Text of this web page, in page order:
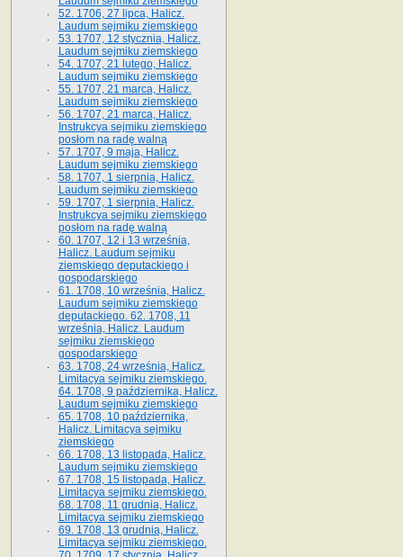
52. 1706, 27 lipca, Halicz.
Laudum sejmiku ziemskiego
53. 1707, 12 stycznia, Halicz.
Laudum sejmiku ziemskiego
54. 1707, 21 lutego, Halicz.
Laudum sejmiku ziemskiego
55. 1707, 21 marca, Halicz.
Laudum sejmiku ziemskiego
56. 1707, 21 marca, Halicz.
Instrukcya sejmiku ziemskiego
posłom na radę walną
57. 1707, 9 maja, Halicz.
Laudum sejmiku ziemskiego
58. 1707, 1 sierpnia, Halicz.
Laudum sejmiku ziemskiego
59. 1707, 1 sierpnia, Halicz.
Instrukcya sejmiku ziemskiego
posłom na radę walną
60. 1707, 12 i 13 września,
Halicz. Laudum sejmiku
ziemskiego deputackiego i
gospodarskiego
61. 1708, 10 września, Halicz.
Laudum sejmiku ziemskiego
deputackiego. 62. 1708, 11
września, Halicz. Laudum
sejmiku ziemskiego
gospodarskiego
63. 1708, 24 września, Halicz.
Limitacya sejmiku ziemskiego.
64. 1708, 9 października, Halicz.
Laudum sejmiku ziemskiego
65­. 1708, 10 października,
Halicz. Limitacya sejmiku
ziemskiego
66. 1708, 13 listopada, Halicz.
Laudum sejmiku ziemskiego
67. 1708, 15 listopada, Halicz.
Limitacya sejmiku ziemskiego.
68. 1708, 11 grudnia, Halicz.
Limitacya sejmiku ziemskiego
69. 1708, 13 grudnia, Halicz.
Limitacya sejmiku ziemskiego.